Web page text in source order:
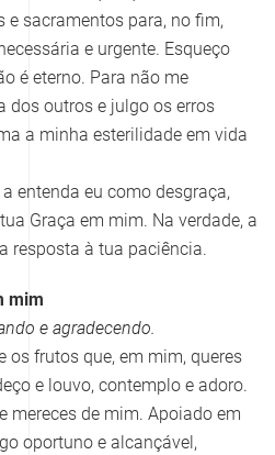
e sacramentos para, no fim,
e urgente. Esqueço
é eterno. Para não me
dos outros e julgo os erros
a minha esterilidade em vida
entenda eu como desgraça,
Graça em mim. Na verdade, a
resposta à tua paciência.
mim
e agradecendo.
os frutos que, em mim, queres
e louvo, contemplo e adoro.
mereces de mim. Apoiado em
oportuno e alcançável,